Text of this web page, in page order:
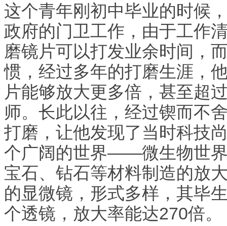
这个青年刚初中毕业的时候
政府的门卫工作，由于工作
磨镜片可以打发业余时间，
惯，经过多年的打磨生涯，
片能够放大更多倍，甚至超
师。长此以往，经过锲而不
打磨，让他发现了当时科技
个广阔的世界——微生物世
宝石、钻石等材料制造的放
的显微镜，形式多样，其毕
个透镜，放大率能达270倍。